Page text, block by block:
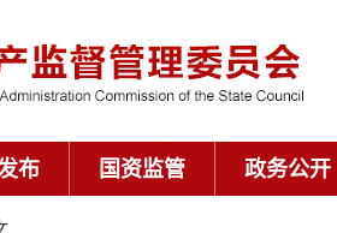
布 国资监管 政务公开